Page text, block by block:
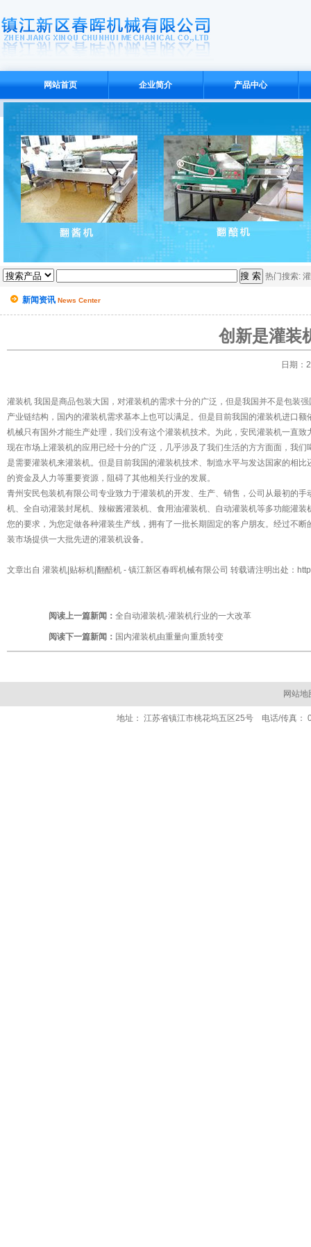
网站首页 企业简介 产品中心
热门搜索:
新闻资讯 News Center
创新是灌装
日期：
灌装机 我国是商品包装大国，对灌装机的需求十分的广泛，但是我国并不是包装
产业链结构，国内的灌装机需求基本上也可以满足。但是目前我国的灌装机进口
机械只有国外才能生产处理，我们没有这个灌装机技术。为此，安民灌装机一直
现在市场上灌装机的应用已经十分的广泛，几乎涉及了我们生活的方方面面，我
是需要灌装机来灌装机。但是目前我国的灌装机技术、制造水平与发达国家的相
的资金及人力等重要资源，阻碍了其他相关行业的发展。
青州安民包装机有限公司专业致力于灌装机的开发、生产、销售，公司从最初的
机、全自动灌装封尾机、辣椒酱灌装机、食用油灌装机、自动灌装机等多功能灌
您的要求，为您定做各种灌装生产线，拥有了一批长期固定的客户朋友。经过不
装市场提供一大批先进的灌装机设备。
文章出自 灌装机|贴标机|翻醅机 - 镇江新区春晖机械有限公司 转载请注明出处：
阅读上一篇新闻： 全自动灌装机-灌装机行业的一大改革
阅读下一篇新闻： 国内灌装机由重量向重质转变
网站地
地址： 江苏省镇江市桃花坞五区25号 电话/传真